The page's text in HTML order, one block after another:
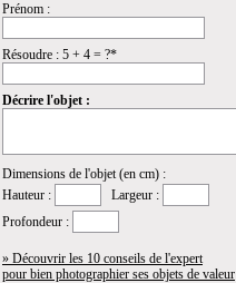
Prénom :
Résoudre : 5 + 4 = ?*
Décrire l'objet :
Dimensions de l'objet (en cm) :
Hauteur :
Largeur :
Profondeur :
» Découvrir les 10 conseils de l'expert
pour bien photographier ses objets de valeur